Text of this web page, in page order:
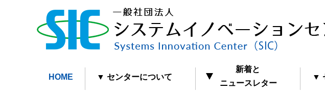
HOME ▼ センターについて
新着と
ニュースレター
▼